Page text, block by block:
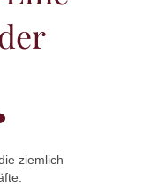
ziemlich